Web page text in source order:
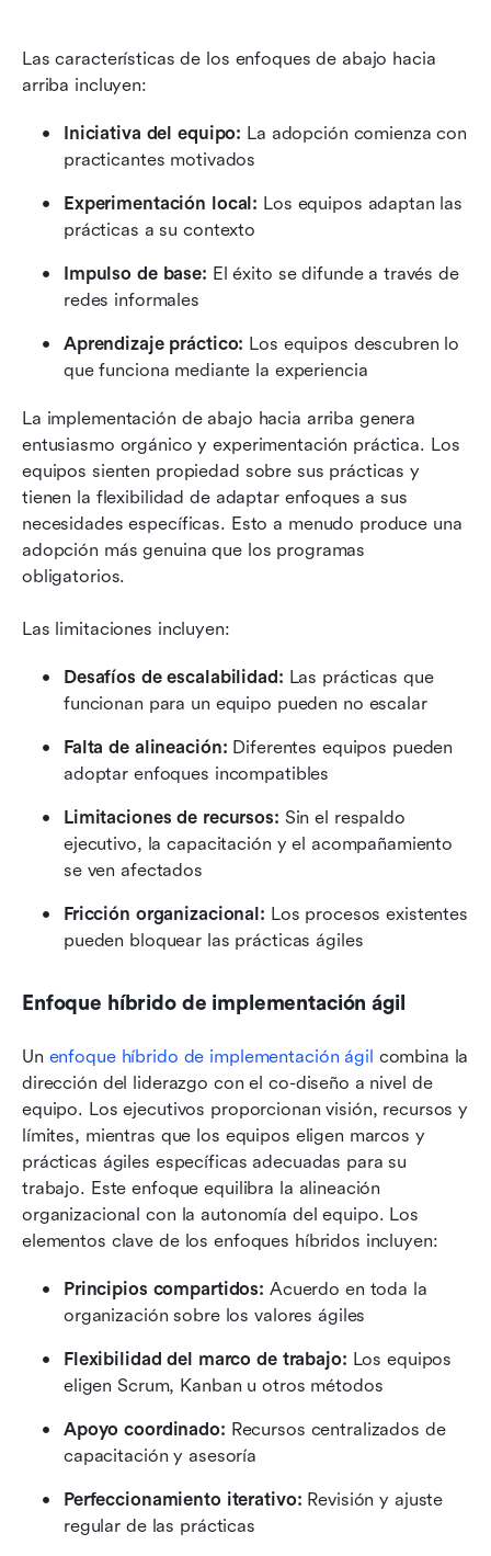
Las características de los enfoques de abajo hacia
arriba incluyen:
Iniciativa del equipo: La adopción comienza con
practicantes motivados
Experimentación local: Los equipos adaptan las
prácticas a su contexto
Impulso de base: El éxito se difunde a través de
redes informales
Aprendizaje práctico: Los equipos descubren lo
que funciona mediante la experiencia
La implementación de abajo hacia arriba genera
entusiasmo orgánico y experimentación práctica. Los
equipos sienten propiedad sobre sus prácticas y
tienen la flexibilidad de adaptar enfoques a sus
necesidades específicas. Esto a menudo produce una
adopción más genuina que los programas
obligatorios.
Las limitaciones incluyen:
Desafíos de escalabilidad: Las prácticas que
funcionan para un equipo pueden no escalar
Falta de alineación: Diferentes equipos pueden
adoptar enfoques incompatibles
Limitaciones de recursos: Sin el respaldo
ejecutivo, la capacitación y el acompañamiento
se ven afectados
Fricción organizacional: Los procesos existentes
pueden bloquear las prácticas ágiles
Enfoque híbrido de implementación ágil
Un enfoque híbrido de implementación ágil combina la
dirección del liderazgo con el co-diseño a nivel de
equipo. Los ejecutivos proporcionan visión, recursos y
límites, mientras que los equipos eligen marcos y
prácticas ágiles específicas adecuadas para su
trabajo. Este enfoque equilibra la alineación
organizacional con la autonomía del equipo. Los
elementos clave de los enfoques híbridos incluyen:
Principios compartidos: Acuerdo en toda la
organización sobre los valores ágiles
Flexibilidad del marco de trabajo: Los equipos
eligen Scrum, Kanban u otros métodos
Apoyo coordinado: Recursos centralizados de
capacitación y asesoría
Perfeccionamiento iterativo: Revisión y ajuste
regular de las prácticas